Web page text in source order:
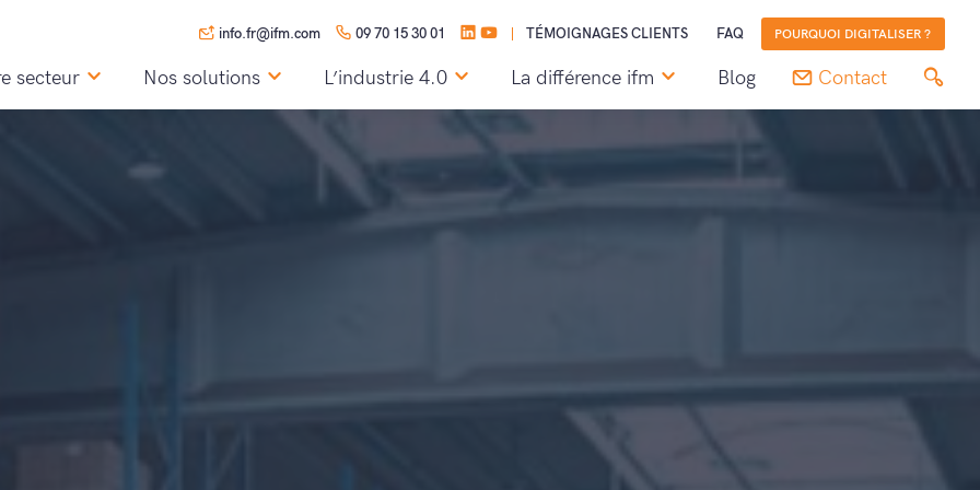
info.fr@ifm.com 09 70 15 30 01 TÉMOIGNAGES CLIENTS FAQ POURQUOI DIGITALISER ?
secteur Nos solutions L’industrie 4.0 La différence ifm Blog Contact